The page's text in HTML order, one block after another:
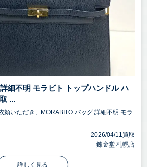
細不明 モラビト トップハンドル ハ
...
頼いただき、MORABITO バッグ 詳細不明 モラ
2026/04/11買取
錬金堂 札幌店
詳しく見る